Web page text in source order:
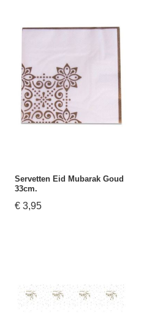
Servetten Eid Mubarak Goud
33cm.
€ 3,95